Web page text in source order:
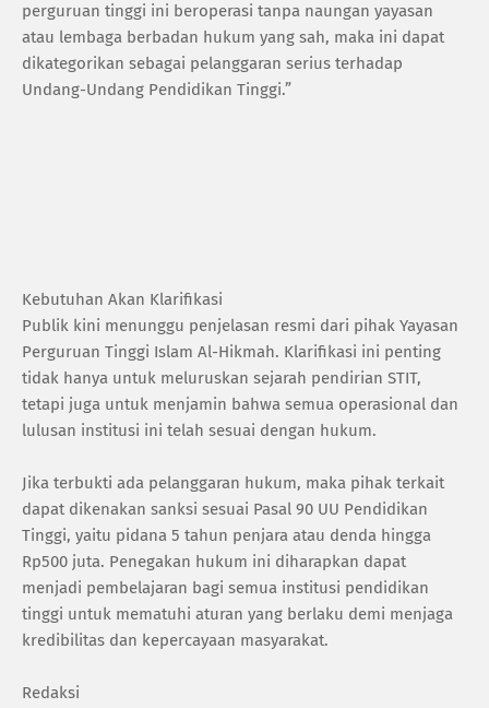
perguruan tinggi ini beroperasi tanpa naungan yayasan
atau lembaga berbadan hukum yang sah, maka ini dapat
dikategorikan sebagai pelanggaran serius terhadap
Undang-Undang Pendidikan Tinggi.”
Kebutuhan Akan Klarifikasi
Publik kini menunggu penjelasan resmi dari pihak Yayasan
Perguruan Tinggi Islam Al-Hikmah. Klarifikasi ini penting
tidak hanya untuk meluruskan sejarah pendirian STIT,
tetapi juga untuk menjamin bahwa semua operasional dan
lulusan institusi ini telah sesuai dengan hukum.
Jika terbukti ada pelanggaran hukum, maka pihak terkait
dapat dikenakan sanksi sesuai Pasal 90 UU Pendidikan
Tinggi, yaitu pidana 5 tahun penjara atau denda hingga
Rp500 juta. Penegakan hukum ini diharapkan dapat
menjadi pembelajaran bagi semua institusi pendidikan
tinggi untuk mematuhi aturan yang berlaku demi menjaga
kredibilitas dan kepercayaan masyarakat.
Redaksi